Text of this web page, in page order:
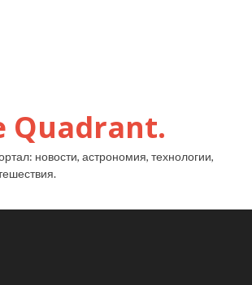
Quadrant.
новости, астрономия, технологии,